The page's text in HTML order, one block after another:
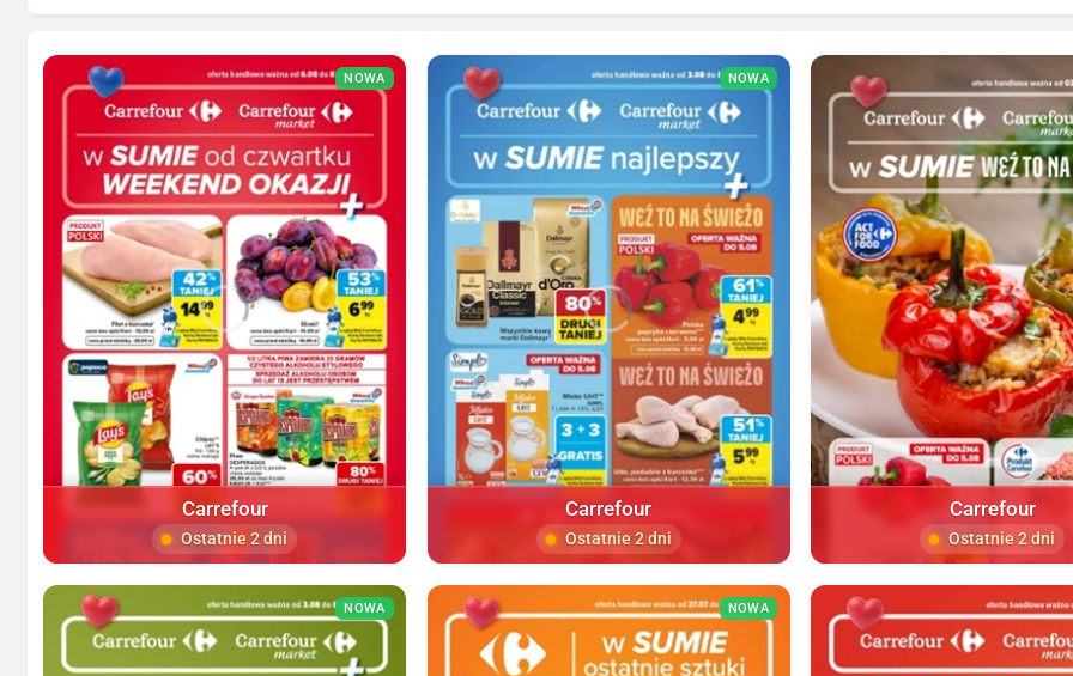
NOWA
Carrefour
Ostatnie 2 dni
NOWA
Carrefour
Ostatnie 2 dni
Carrefour
Ostatnie 2 dni
NOWA NOWA